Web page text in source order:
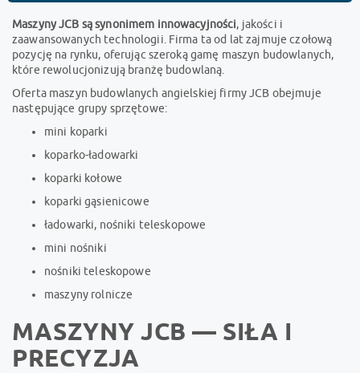
Maszyny JCB są synonimem innowacyjności, jakości i
zaawansowanych technologii. Firma ta od lat zajmuje czołową
pozycję na rynku, oferując szeroką gamę maszyn budowlanych,
które rewolucjonizują branżę budowlaną.
Oferta maszyn budowlanych angielskiej firmy JCB obejmuje
następujące grupy sprzętowe:
mini koparki
koparko-ładowarki
koparki kołowe
koparki gąsienicowe
ładowarki, nośniki teleskopowe
mini nośniki
nośniki teleskopowe
maszyny rolnicze
MASZYNY JCB — SIŁA I
PRECYZJA